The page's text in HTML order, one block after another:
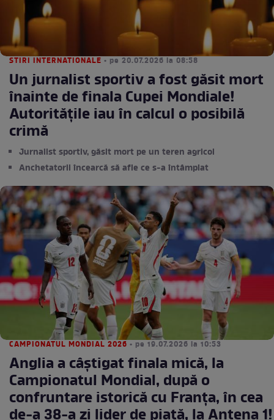
STIRI INTERNATIONALE • pe 20.07.2026 la 08:58
Un jurnalist sportiv a fost găsit mort
înainte de finala Cupei Mondiale!
Autoritățile iau în calcul o posibilă
crimă
Jurnalist sportiv, găsit mort pe un teren agricol
Anchetatorii încearcă să afle ce s-a întâmplat
CAMPIONATUL MONDIAL 2026 • pe 19.07.2026 la 10:53
Anglia a câștigat finala mică, la
Campionatul Mondial, după o
confruntare istorică cu Franța, în cea